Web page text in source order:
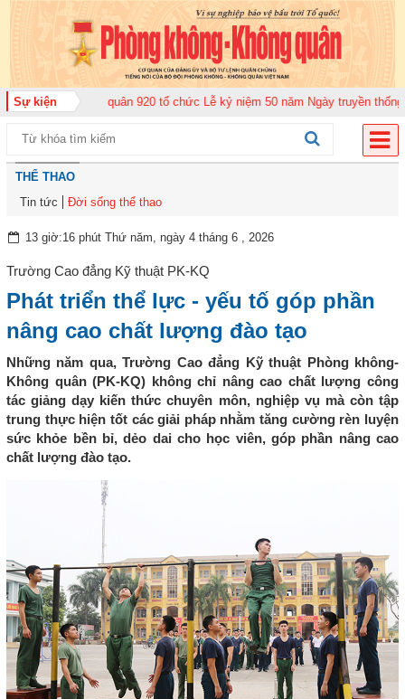
Sự kiện
đoàn Không quân 920 tổ chức Lễ kỷ niệm 50 năm Ngày truyền thống (12-
THỂ THAO
Tin tức
Đời sống thể thao
13 giờ:16 phút Thứ năm, ngày 4 tháng 6 , 2026
Trường Cao đẳng Kỹ thuật PK-KQ
Phát triển thể lực - yếu tố góp phần
nâng cao chất lượng đào tạo
Những năm qua, Trường Cao đẳng Kỹ thuật Phòng không-
Không quân (PK-KQ) không chỉ nâng cao chất lượng công
tác giảng dạy kiến thức chuyên môn, nghiệp vụ mà còn tập
trung thực hiện tốt các giải pháp nhằm tăng cường rèn luyện
sức khỏe bền bỉ, dẻo dai cho học viên, góp phần nâng cao
chất lượng đào tạo.